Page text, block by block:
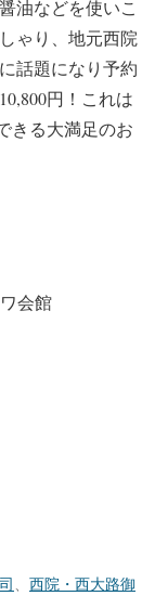
油などを使いこ
ゃり、地元西院
話題になり予約
円！これは
きる大満足のお
会館
西院・西大路御